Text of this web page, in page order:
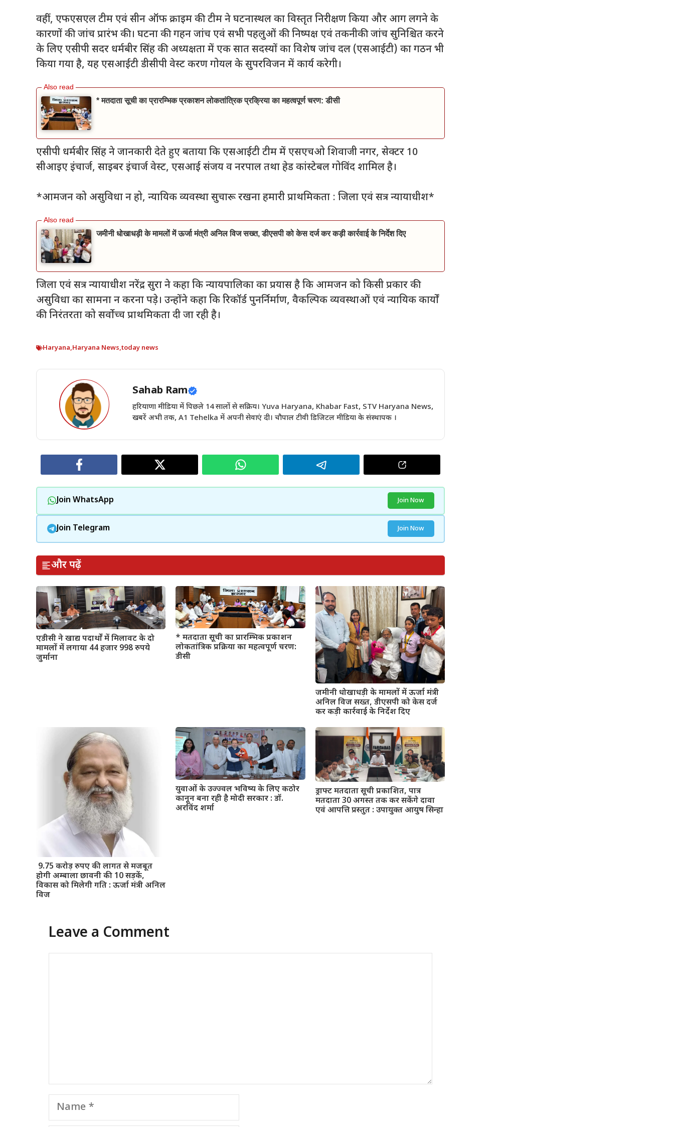
वहीं, एफएसएल टीम एवं सीन ऑफ क्राइम की टीम ने घटनास्थल का विस्तृत निरीक्षण किया और आग लगने के
कारणों की जांच प्रारंभ की। घटना की गहन जांच एवं सभी पहलुओं की निष्पक्ष एवं तकनीकी जांच सुनिश्चित करने
के लिए एसीपी सदर धर्मबीर सिंह की अध्यक्षता में एक सात सदस्यों का विशेष जांच दल (एसआईटी) का गठन भी
किया गया है, यह एसआईटी डीसीपी वेस्ट करण गोयल के सुपरविजन में कार्य करेगी।
* मतदाता सूची का प्रारम्भिक प्रकाशन लोकतांत्रिक प्रक्रिया का महत्वपूर्ण चरण: डीसी
एसीपी धर्मबीर सिंह ने जानकारी देते हुए बताया कि एसआईटी टीम में एसएचओ शिवाजी नगर, सेक्टर 10
सीआइए इंचार्ज, साइबर इंचार्ज वेस्ट, एसआई संजय व नरपाल तथा हेड कांस्टेबल गोविंद शामिल है।
*आमजन को असुविधा न हो, न्यायिक व्यवस्था सुचारू रखना हमारी प्राथमिकता : जिला एवं सत्र न्यायाधीश*
जमीनी धोखाधड़ी के मामलों में ऊर्जा मंत्री अनिल विज सख्त, डीएसपी को केस दर्ज कर कड़ी कार्रवाई के निर्देश दिए
जिला एवं सत्र न्यायाधीश नरेंद्र सुरा ने कहा कि न्यायपालिका का प्रयास है कि आमजन को किसी प्रकार की
असुविधा का सामना न करना पड़े। उन्होंने कहा कि रिकॉर्ड पुनर्निर्माण, वैकल्पिक व्यवस्थाओं एवं न्यायिक कार्यों
की निरंतरता को सर्वोच्च प्राथमिकता दी जा रही है।
Haryana,Haryana News,today news
Sahab Ram
हरियाणा मीडिया में पिछले 14 सालों से सक्रिय। Yuva Haryana, Khabar Fast, STV Haryana News,
खबरें अभी तक, A1 Tehelka में अपनी सेवाएं दी। चौपाल टीवी डिजिटल मीडिया के संस्थापक ।
Join WhatsApp Join Now
Join Telegram Join Now
और पढ़ें
एडीसी ने खाद्य पदार्थों में मिलावट के दो
मामलों में लगाया 44 हजार 998 रुपये
जुर्माना
* मतदाता सूची का प्रारम्भिक प्रकाशन
लोकतांत्रिक प्रक्रिया का महत्वपूर्ण चरण:
डीसी
जमीनी धोखाधड़ी के मामलों में ऊर्जा मंत्री
अनिल विज सख्त, डीएसपी को केस दर्ज
कर कड़ी कार्रवाई के निर्देश दिए
9.75 करोड़ रुपए की लागत से मजबूत
होगी अम्बाला छावनी की 10 सड़कें,
विकास को मिलेगी गति : ऊर्जा मंत्री अनिल
विज
युवाओं के उज्ज्वल भविष्य के लिए कठोर
कानून बना रही है मोदी सरकार : डॉ.
अरविंद शर्मा
ड्राफ्ट मतदाता सूची प्रकाशित, पात्र
मतदाता 30 अगस्त तक कर सकेंगे दावा
एवं आपत्ति प्रस्तुत : उपायुक्त आयुष सिन्हा
Leave a Comment
Name